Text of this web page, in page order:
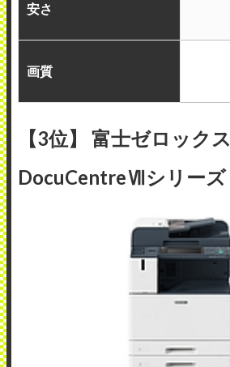
安さ
画質
【3位】 富士ゼロックス
DocuCentreⅦシリーズ